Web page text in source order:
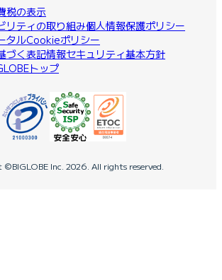
税の表示
リティの取り組み個人情報保護ポリシー
タルCookieポリシー
づく表記情報セキュリティ基本方針
トップ
Inc. 2026. All rights reserved.